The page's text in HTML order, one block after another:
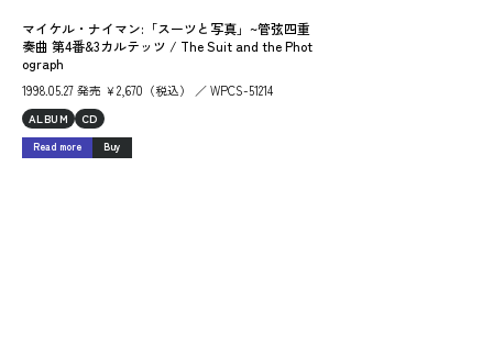
マイケル・ナイマン:「スーツと写真」~管弦四重
奏曲 第4番&3カルテッツ / The Suit and the Phot
ograph
1998.05.27 発売 ￥2,670（税込） ／ WPCS-51214
ALBUM CD
Read more Buy